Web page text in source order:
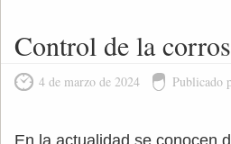
Control de la
4 de marzo de 2024 Publicado
En la actualidad se conocen